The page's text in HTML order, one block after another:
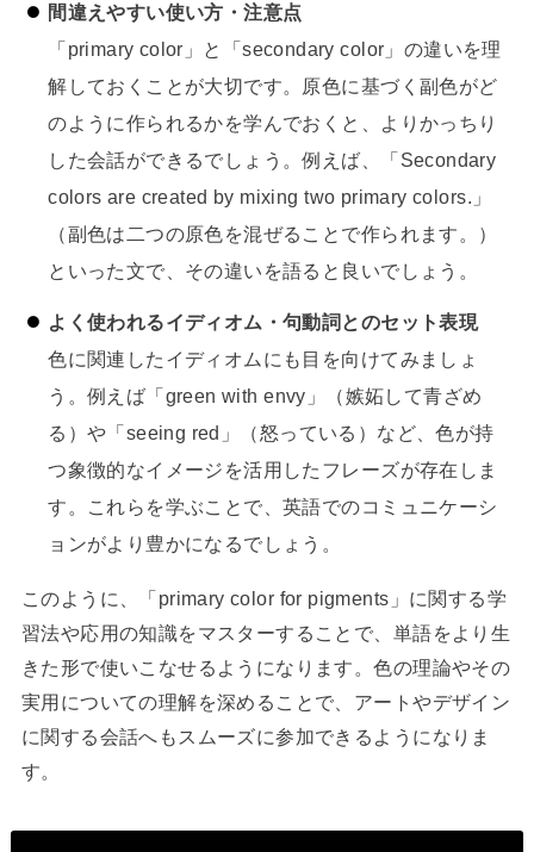
間違えやすい使い方・注意点
「primary color」と「secondary color」の違いを理
解しておくことが大切です。原色に基づく副色がど
のように作られるかを学んでおくと、よりかっちり
した会話ができるでしょう。例えば、「Secondary
colors are created by mixing two primary colors.」
（副色は二つの原色を混ぜることで作られます。）
といった文で、その違いを語ると良いでしょう。
よく使われるイディオム・句動詞とのセット表現
色に関連したイディオムにも目を向けてみましょ
う。例えば「green with envy」（嫉妬して青ざめ
る）や「seeing red」（怒っている）など、色が持
つ象徴的なイメージを活用したフレーズが存在しま
す。これらを学ぶことで、英語でのコミュニケーシ
ョンがより豊かになるでしょう。
このように、「primary color for pigments」に関する学
習法や応用の知識をマスターすることで、単語をより生
きた形で使いこなせるようになります。色の理論やその
実用についての理解を深めることで、アートやデザイン
に関する会話へもスムーズに参加できるようになりま
す。